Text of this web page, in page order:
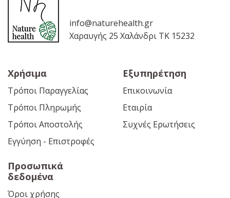
info@naturehealth.gr
Χαραυγής 25 Χαλάνδρι ΤΚ 15232
Χρήσιμα
Τρόποι Παραγγελίας
Τρόποι Πληρωμής
Τρόποι Αποστολής
Εγγύηση - Επιστροφές
Εξυπηρέτηση
Επικοινωνία
Εταιρία
Συχνές Ερωτήσεις
Προσωπικά
δεδομένα
Όροι χρήσης